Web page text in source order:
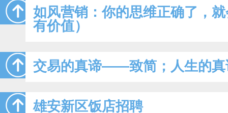
如风营销：你的思维正确了，
有价值）
交易的真谛——致简；人生的
雄安新区饭店招聘